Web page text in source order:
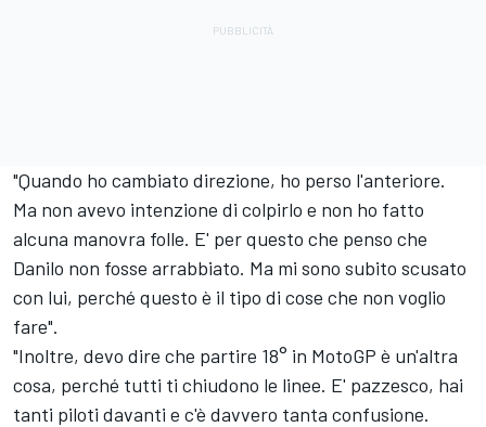
"Quando ho cambiato direzione, ho perso l'anteriore.
Ma non avevo intenzione di colpirlo e non ho fatto
alcuna manovra folle. E' per questo che penso che
Danilo non fosse arrabbiato. Ma mi sono subito scusato
con lui, perché questo è il tipo di cose che non voglio
fare".
"Inoltre, devo dire che partire 18° in MotoGP è un'altra
cosa, perché tutti ti chiudono le linee. E' pazzesco, hai
tanti piloti davanti e c'è davvero tanta confusione.